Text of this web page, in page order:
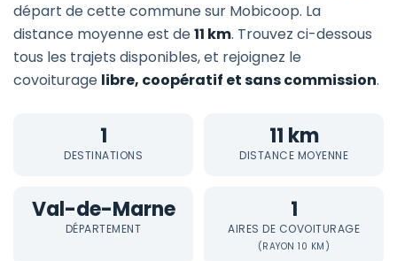
départ de cette commune sur Mobicoop. La
distance moyenne est de11 km. Trouvez ci-dessous
tous les trajets disponibles, et rejoignez le
covoiturage libre, coopératif et sans commission.
1
DESTINATIONS
11 km
DISTANCE MOYENNE
Val-de-Marne
DÉPARTEMENT
1
AIRES DE COVOITURAGE
(RAYON 10 KM)